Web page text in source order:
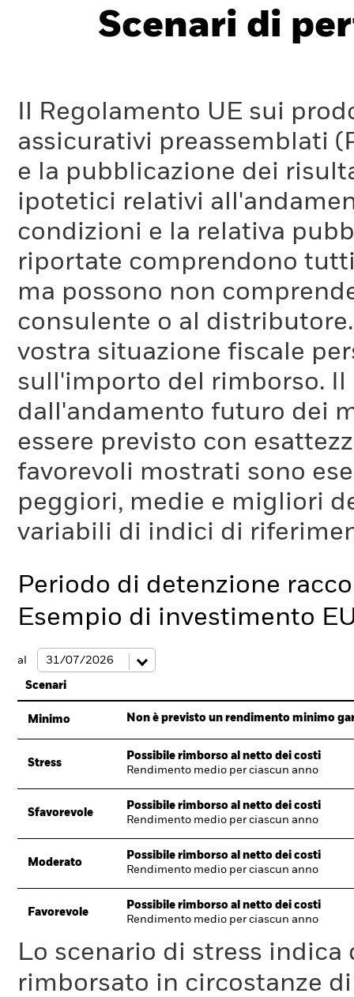
Scenari di
Il Regolamento UE sui
assicurativi preassemblati
e la pubblicazione dei
ipotetici relativi
condizioni e la relativa
riportate comprendono
ma possono non
consulente o al
vostra situazione fiscale
sull'importo del rimborso.
dall'andamento futuro dei
essere previsto con
favorevoli mostrati sono
peggiori, medie e migliori
variabili di indici di
Periodo di detenzione
Esempio di investimento
al
Scenari
Minimo Non è previsto un rendimento minimo
Stress
Possibile rimborso al netto dei costi
Rendimento medio per ciascun anno
Sfavorevole
Possibile rimborso al netto dei costi
Rendimento medio per ciascun anno
Moderato
Possibile rimborso al netto dei costi
Rendimento medio per ciascun anno
Favorevole
Possibile rimborso al netto dei costi
Rendimento medio per ciascun anno
Lo scenario di stress
rimborsato in circostanze